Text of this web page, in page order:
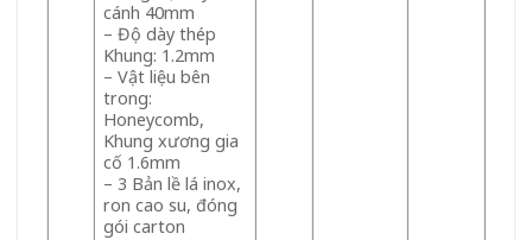
cánh 40mm
– Độ dày thép
Khung: 1.2mm
– Vật liệu bên
trong:
Honeycomb,
Khung xương gia
cố 1.6mm
– 3 Bản lề lá inox,
ron cao su, đóng
gói carton